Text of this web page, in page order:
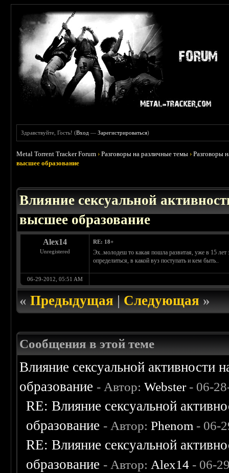
Здравствуйте, Гость! (Вход —Зарегистрироваться)
Metal Torrent Tracker Forum ›Разговоры на различные темы ›Разговоры
высшее образование
Влияние сексуальной
высшее образование
Alex14
Unregistered
RE: 18+
Эх..молодеш то какая пошла развитая, уже в 15
определиться, в какой вуз поступать и кем быть..
06-29-2012, 05:51 AM
«Предыдущая|Следующая»
Сообщения в этой теме
Влияние сексуальной активности
образование - Автор:Webster- 06-
RE: Влияние сексуальной
образование - Автор:Phenom - 06-
RE: Влияние сексуальной
образование - Автор: Alex14 - 06-